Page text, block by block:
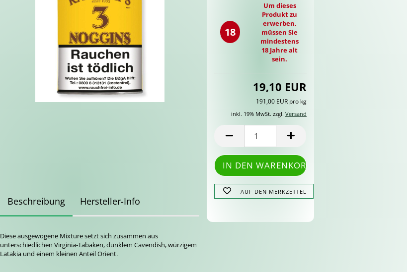
18
Um dieses
Produkt zu
erwerben,
müssen Sie
mindestens
18 Jahre alt
sein.
19,10 EUR
191,00 EUR pro kg
inkl. 19% MwSt. zzgl. Versand
AUF DEN MERKZETTEL
Beschreibung Hersteller-Info
Diese ausgewogene Mixture setzt sich zusammen aus
unterschiedlichen Virginia-Tabaken, dunklem Cavendish, würzigem
Latakia und einem kleinen Anteil Orient.